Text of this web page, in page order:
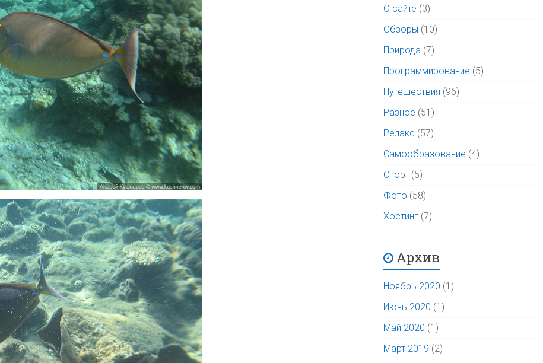
О сайте (3)
Обзоры (10)
Природа (7)
Программирование (5)
Путешествия (96)
Разное (51)
Релакс (57)
Самообразование (4)
Спорт (5)
Фото (58)
Хостинг (7)
Архив
Ноябрь 2020 (1)
Июнь 2020 (1)
Май 2020 (1)
Март 2019 (2)